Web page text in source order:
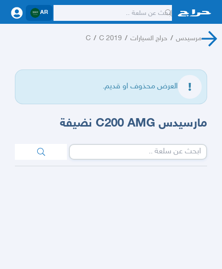
AR
مرسيدس / حراج السيارات /
C 2019
/
C
العرض محذوف او قديم.
مارسيدس C200 AMG نضيفة